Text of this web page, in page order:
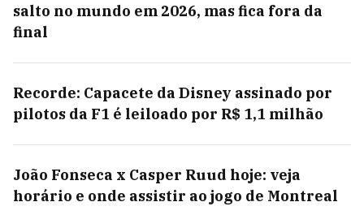
salto no mundo em 2026, mas fica fora da
final
Recorde: Capacete da Disney assinado por
pilotos da F1 é leiloado por R$ 1,1 milhão
João Fonseca x Casper Ruud hoje: veja
horário e onde assistir ao jogo de Montreal